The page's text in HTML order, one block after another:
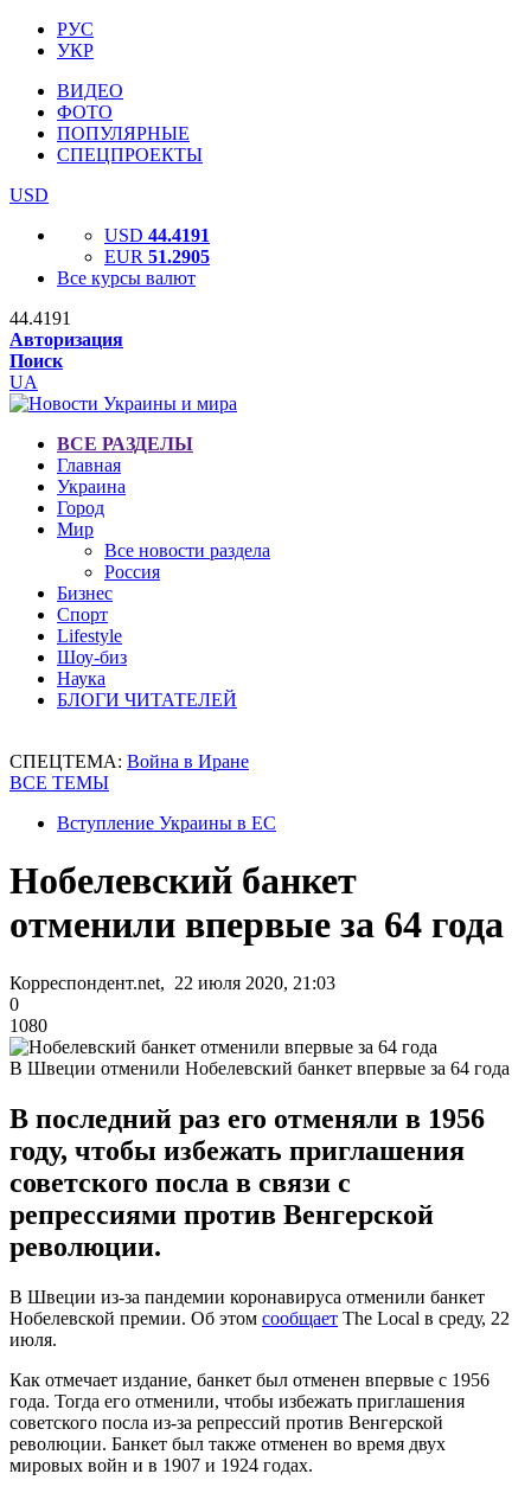
РУС
УКР
ВИДЕО
ФОТО
ПОПУЛЯРНЫЕ
СПЕЦПРОЕКТЫ
USD
USD 44.4191
EUR 51.2905
Все курсы валют
44.4191
Авторизация
Поиск
UA
ВСЕ РАЗДЕЛЫ
Главная
Украина
Город
Мир
Все новости раздела
Россия
Бизнес
Спорт
Lifestyle
Шоу-биз
Наука
БЛОГИ ЧИТАТЕЛЕЙ
СПЕЦТЕМА: Война в Иране
ВСЕ ТЕМЫ
Вступление Украины в ЕС
Нобелевский банкет
отменили впервые за 64 года
Корреспондент.net, 22 июля 2020, 21:03
0
1080
В Швеции отменили Нобелевский банкет впервые за 64 года
В последний раз его отменяли в 1956
году, чтобы избежать приглашения
советского посла в связи с
репрессиями против Венгерской
революции.
В Швеции из-за пандемии коронавируса отменили банкет
Нобелевской премии. Об этом сообщает The Local в среду, 22
июля.
Как отмечает издание, банкет был отменен впервые с 1956
года. Тогда его отменили, чтобы избежать приглашения
советского посла из-за репрессий против Венгерской
революции. Банкет был также отменен во время двух
мировых войн и в 1907 и 1924 годах.